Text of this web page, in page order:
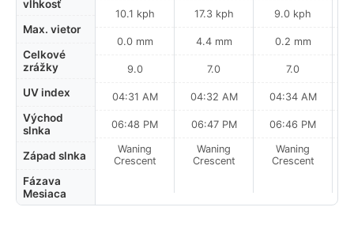
vlhkosť
Max. vietor
Celkové
zrážky
UV index
Východ
slnka
Západ slnka
Fázava
Mesiaca
10.1 kph
0.0 mm
9.0
04:31 AM
06:48 PM
Waning
Crescent
17.3 kph
4.4 mm
7.0
04:32 AM
06:47 PM
Waning
Crescent
9.0 kph
0.2 mm
7.0
04:34 AM
06:46 PM
Waning
Crescent